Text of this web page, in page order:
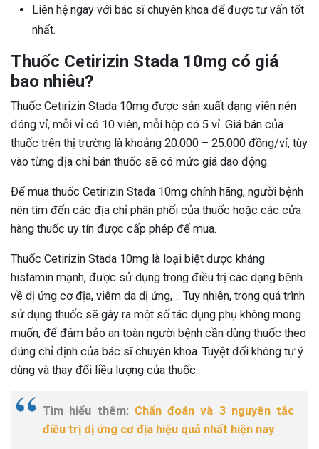
Liên hệ ngay với bác sĩ chuyên khoa để được tư vấn tốt
nhất.
Thuốc Cetirizin Stada 10mg có giá
bao nhiêu?
Thuốc Cetirizin Stada 10mg được sản xuất dạng viên nén
đóng vỉ, mỗi vỉ có 10 viên, mỗi hộp có 5 vỉ. Giá bán của
thuốc trên thị trường là khoảng 20.000 – 25.000 đồng/vỉ, tùy
vào từng địa chỉ bán thuốc sẽ có mức giá dao động.
Để mua thuốc Cetirizin Stada 10mg chính hãng, người bệnh
nên tìm đến các địa chỉ phân phối của thuốc hoặc các cửa
hàng thuốc uy tín được cấp phép để mua.
Thuốc Cetirizin Stada 10mg là loại biệt dược kháng
histamin mạnh, được sử dụng trong điều trị các dạng bệnh
về dị ứng cơ địa, viêm da dị ứng,… Tuy nhiên, trong quá trình
sử dụng thuốc sẽ gây ra một số tác dụng phụ không mong
muốn, để đảm bảo an toàn người bệnh cần dùng thuốc theo
đúng chỉ định của bác sĩ chuyên khoa. Tuyệt đối không tự ý
dùng và thay đổi liều lượng của thuốc.
Tìm hiểu thêm: Chẩn đoán và 3 nguyên tắc
điều trị dị ứng cơ địa hiệu quả nhất hiện nay